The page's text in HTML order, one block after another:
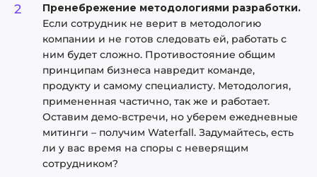
Пренебрежение методологиями разработки.
Если сотрудник не верит в методологию
компании и не готов следовать ей, работать с
ним будет сложно. Противостояние общим
принципам бизнеса навредит команде,
продукту и самому специалисту. Методология,
примененная частично, так же и работает.
Оставим демо-встречи, но уберем ежедневные
митинги – получим Waterfall. Задумайтесь, есть
ли у вас время на споры с неверящим
сотрудником?